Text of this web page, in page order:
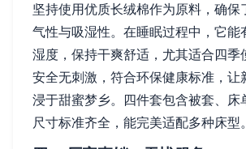
坚持使用优质长绒棉作为原料，确保
气性与吸湿性。在睡眠过程中，它能
湿度，保持干爽舒适，尤其适合四季
安全无刺激，符合环保健康标准，让
浸于甜蜜梦乡。四件套包含被套、床
尺寸标准齐全，能完美适配多种床型。